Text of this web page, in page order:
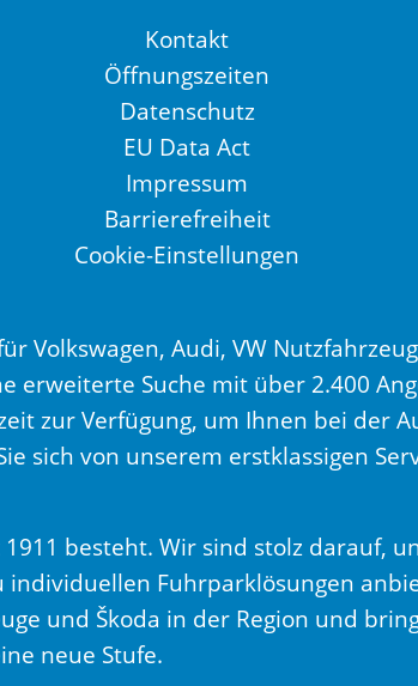
Kontakt
Öffnungszeiten
Datenschutz
EU Data Act
Impressum
Barrierefreiheit
Cookie-Einstellungen
Volkswagen, Audi, VW
erweiterte Suche mit über 2.400
zur Verfügung, um Ihnen bei der
sich von unserem erstklassigen
besteht. Wir sind stolz darauf,
Fuhrparklösungen
und Škoda in der Region und
neue Stufe.